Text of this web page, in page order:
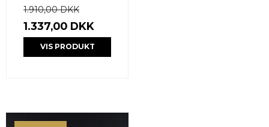
1.910,00 DKK
1.337,00 DKK
VIS PRODUKT